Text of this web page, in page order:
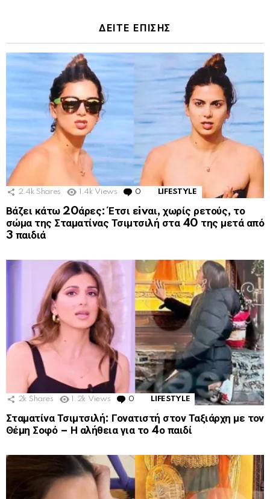
ΔΕΙΤΕ ΕΠΙΣΗΣ
2.4k Shares 1.4k Views 0 Comments
LIFESTYLE
Βάζει κάτω 20άρες: Έτσι εivαι, χωρίς ρετούς, το
σώμα της Σταματίνας Τσιμτσιλή στα 40 της μετά από
3 παιδιά
2k Shares 1.2k Views 0 Comments
LIFESTYLE
Σταματίνα Τσιμτσιλή: Γονατιστή στον Ταξιάρχη με τον
Θέμη Σοφό – Η αλήθεια για το 4ο παιδί